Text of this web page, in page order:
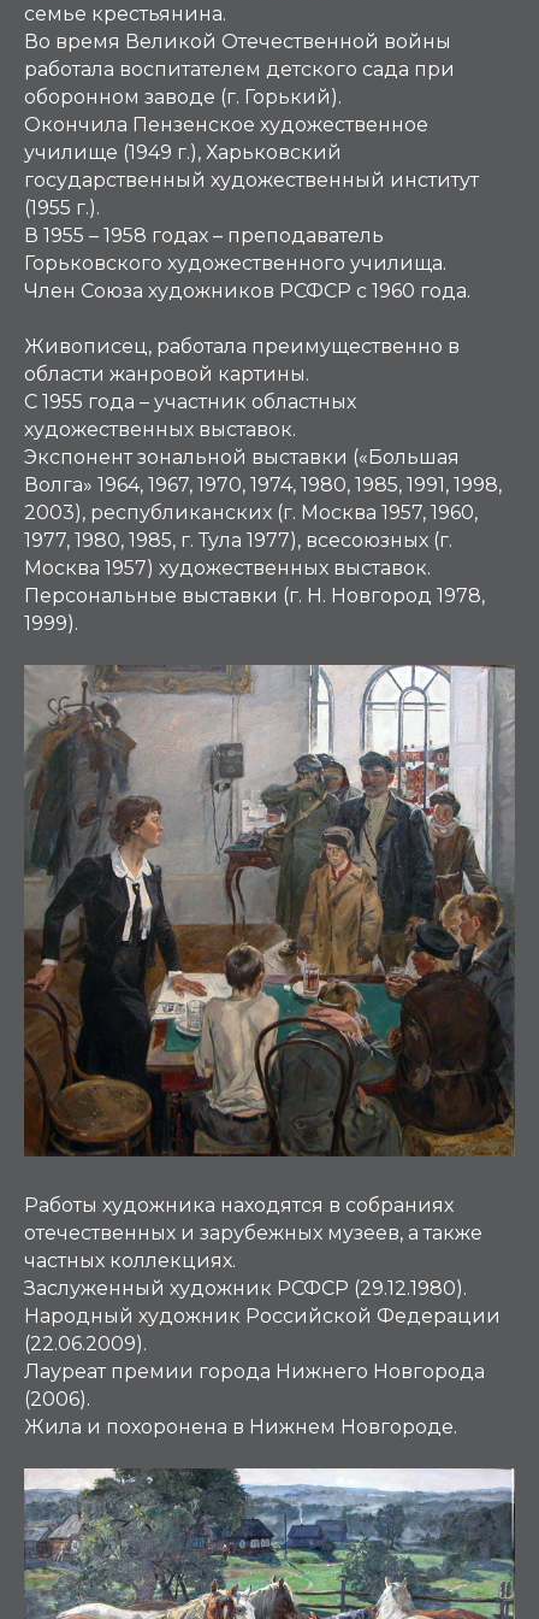
семье крестьянина.
Во время Великой Отечественной войны
работала воспитателем детского сада при
оборонном заводе (г. Горький).
Окончила Пензенское художественное
училище (1949 г.), Харьковский
государственный художественный институт
(1955 г.).
В 1955 – 1958 годах – преподаватель
Горьковского художественного училища.
Член Союза художников РСФСР с 1960 года.
Живописец, работала преимущественно в
области жанровой картины.
С 1955 года – участник областных
художественных выставок.
Экспонент зональной выставки («Большая
Волга» 1964, 1967, 1970, 1974, 1980, 1985, 1991, 1998,
2003), республиканских (г. Москва 1957, 1960,
1977, 1980, 1985, г. Тула 1977), всесоюзных (г.
Москва 1957) художественных выставок.
Персональные выставки (г. Н. Новгород 1978,
1999).
Работы художника находятся в собраниях
отечественных и зарубежных музеев, а также
частных коллекциях.
Заслуженный художник РСФСР (29.12.1980).
Народный художник Российской Федерации
(22.06.2009).
Лауреат премии города Нижнего Новгорода
(2006).
Жила и похоронена в Нижнем Новгороде.